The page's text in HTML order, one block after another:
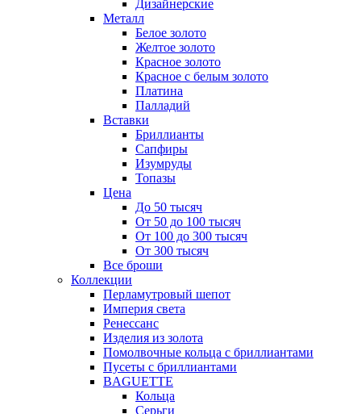
Дизайнерские
Металл
Белое золото
Желтое золото
Красное золото
Красное с белым золото
Платина
Палладий
Вставки
Бриллианты
Сапфиры
Изумруды
Топазы
Цена
До 50 тысяч
От 50 до 100 тысяч
От 100 до 300 тысяч
От 300 тысяч
Все броши
Коллекции
Перламутровый шепот
Империя света
Ренессанс
Изделия из золота
Помолвочные кольца с бриллиантами
Пусеты с бриллиантами
BAGUETTE
Кольца
Серьги